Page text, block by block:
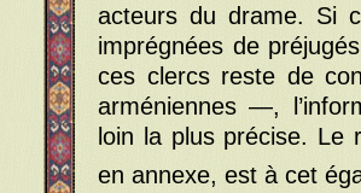
acteurs du drame. Si
imprégnées de
ces clercs reste de
arméniennes —,
loin la plus précise. Le
en annexe, est à cet